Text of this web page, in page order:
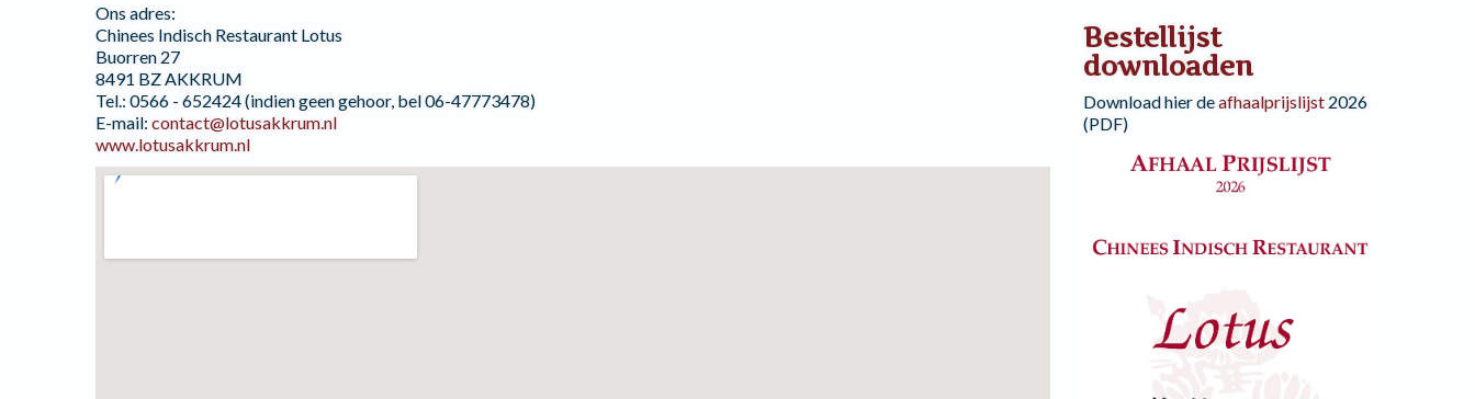
Ons adres:
Chinees Indisch Restaurant Lotus
Buorren 27
8491 BZ AKKRUM
Tel.: 0566 - 652424 (indien geen gehoor, bel 06-47773478)
E-mail: contact@lotusakkrum.nl
www.lotusakkrum.nl
Bestellijst
downloaden
Download hier deafhaalprijslijst2026
(PDF)